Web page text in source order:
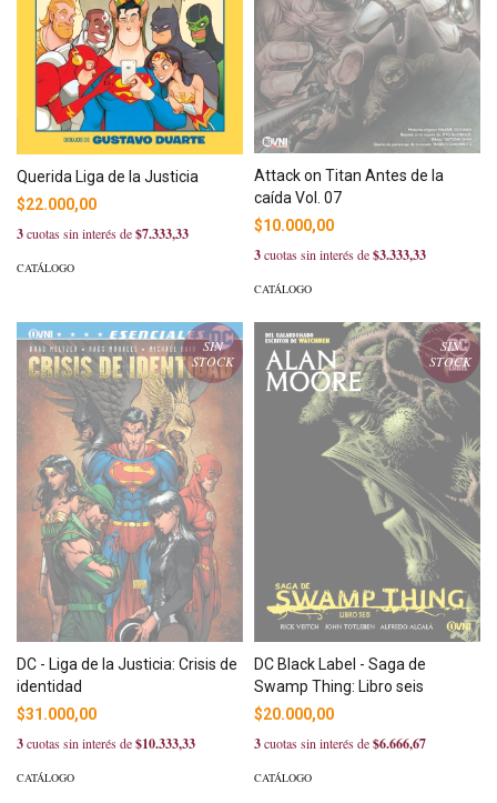
Querida Liga de la Justicia
$22.000,00
3cuotas sin interés de$7.333,33
CATÁLOGO
Attack on Titan Antes de la
caída Vol. 07
$10.000,00
3cuotas sin interés de$3.333,33
CATÁLOGO
SIN
STOCK
DC - Liga de la Justicia: Crisis de
identidad
$31.000,00
3cuotas sin interés de$10.333,33
CATÁLOGO
SIN
STOCK
DC Black Label - Saga de
Swamp Thing: Libro seis
$20.000,00
3cuotas sin interés de$6.666,67
CATÁLOGO